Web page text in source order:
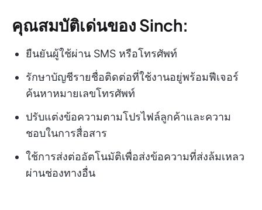
คุณสมบัติเด่นของ Sinch:
ยืนยันผู้ใช้ผ่าน SMS หรือโทรศัพท์
รักษาบัญชีรายชื่อติดต่อที่ใช้งานอยู่พร้อมฟีเจอร์
ค้นหาหมายเลขโทรศัพท์
ปรับแต่งข้อความตามโปรไฟล์ลูกค้าและความ
ชอบในการสื่อสาร
ใช้การส่งต่ออัตโนมัติเพื่อส่งข้อความที่ส่งล้มเหลว
ผ่านช่องทางอื่น